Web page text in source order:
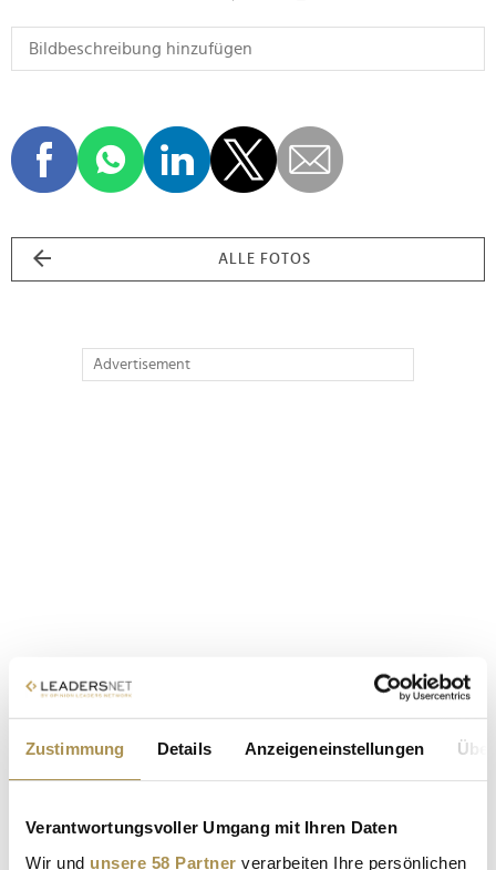
Zustimmung Details Anzeigeneinstellungen
Verantwortungsvoller Umgang mit Ihren Daten
Wir und unsere 58 Partner verarbeiten Ihre persönlichen
ALLE FOTOS
Advertisement